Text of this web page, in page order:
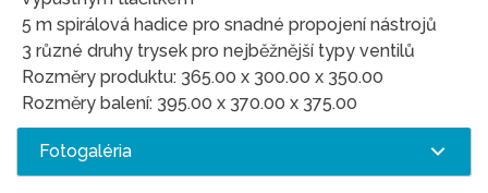
5 m spirálová hadice pro snadné propojení nástrojů
3 různé druhy trysek pro nejběžnější typy ventilů
Rozměry produktu: 365.00 x 300.00 x 350.00
Rozměry balení: 395.00 x 370.00 x 375.00
Fotogaléria